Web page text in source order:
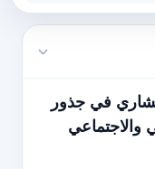
في جذور